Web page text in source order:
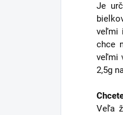
Je
veľmi
chce
veľmi
2,5g
Veľa